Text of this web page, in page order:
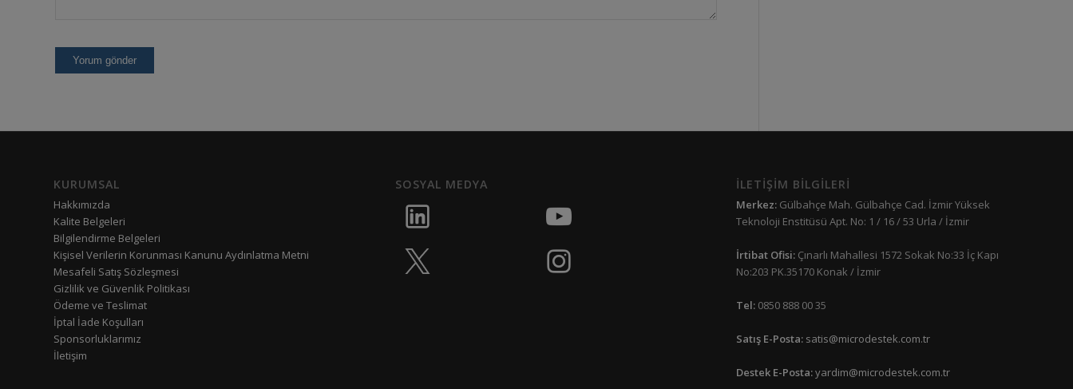
KURUMSAL
Hakkımızda
Kalite Belgeleri
Bilgilendirme Belgeleri
Kişisel Verilerin Korunması Kanunu Aydınlatma Metni
Mesafeli Satış Sözleşmesi
Gizlilik ve Güvenlik Politikası
Ödeme ve Teslimat
İptal İade Koşulları
Sponsorluklarımız
İletişim
SOSYAL MEDYA İLETİŞİM BİLGİLERİ
Merkez: Gülbahçe Mah. Gülbahçe Cad. İzmir Yüksek
Teknoloji Enstitüsü Apt. No: 1 / 16 / 53 Urla / İzmir
İrtibat Ofisi: Çınarlı Mahallesi 1572 Sokak No:33 İç Kapı
No:203 PK.35170 Konak / İzmir
Tel: 0850 888 00 35
Satış E-Posta: satis@microdestek.com.tr
Destek E-Posta:yardim@microdestek.com.tr